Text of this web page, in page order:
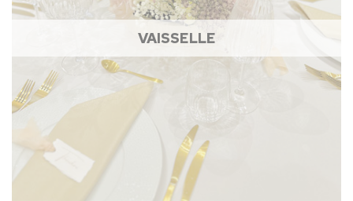
VAISSELLE